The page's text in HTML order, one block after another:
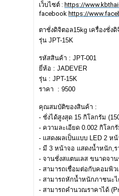
เว็บไซต์ : https://
facebook https://
ตาชั่งดิจิตอล15kg เครื่องชั่ง
รุ่น JPT-15K
รหัสสินค้า : JPT-001
ยี่ห้อ : JADEVER
รุ่น : JPT-15K
ราคา : 9500
คุณสมบัติของสินค้า :
- ชั่งได้สูงสุด 15 กิโลกรัม
- ความละเอียด 0.002 กิโลก
- แสดงผลเป็นแบบ LED 2 ห
- มี 3 หน้าจอ แสดงน้ำหนัก,
- จานชั่งสแตนเลส ขนาดจาน
- สามารถเชื่อมต่อกับคอมพิว
- สามารถหักน้ำหนักภาชนะไ
- สามารถคำนวณราคาได้